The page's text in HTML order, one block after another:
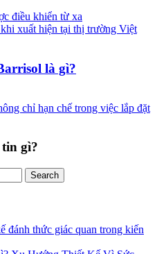
xuất hiện tại thị trường Việt
là gì?
chỉ hạn chế trong việc lắp đặt
gì?
đánh thức giác quan trong kiến